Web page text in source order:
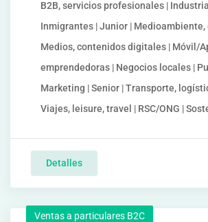
B2B, servicios profesionales |
Inmigrantes | Junior | Medioambiente,
Medios, contenidos digitales | Móvil/
emprendedoras | Negocios locales |
Marketing | Senior | Transporte,
Viajes, leisure, travel | RSC/ONG |
Detalles
Ventas a particulares B2C